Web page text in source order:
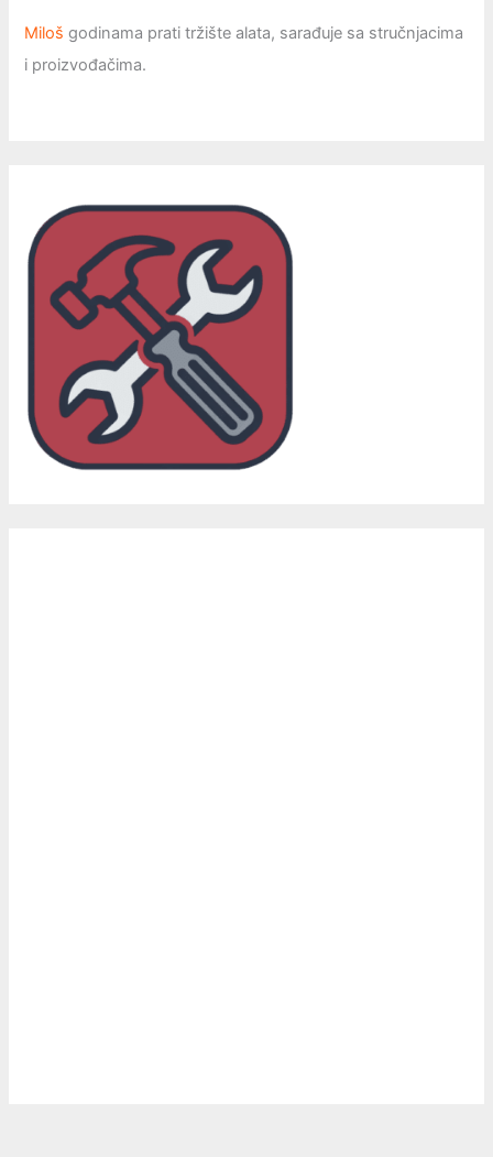
Miloš godinama prati tržište alata, sarađuje sa stručnjacima
i proizvođačima.